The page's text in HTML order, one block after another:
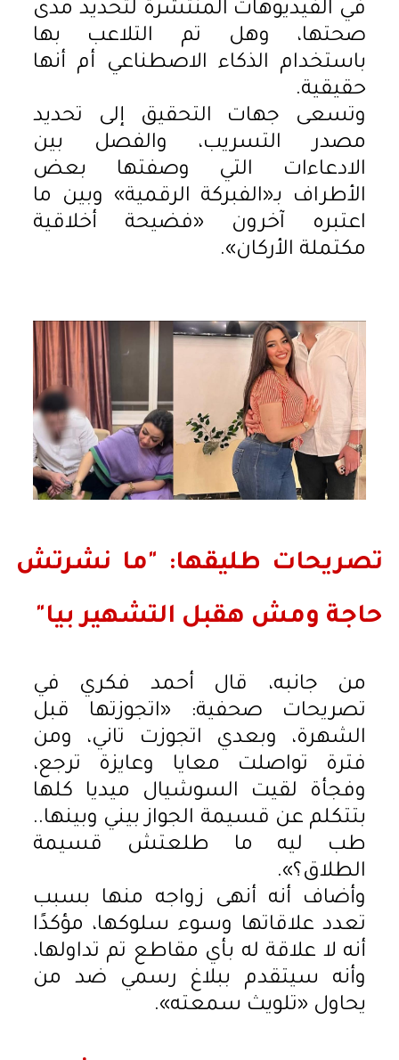
في الفيديوهات المنتشرة لتحديد مدى
صحتها، وهل تم التلاعب بها
باستخدام الذكاء الاصطناعي أم أنها
حقيقية.
وتسعى جهات التحقيق إلى تحديد
مصدر التسريب، والفصل بين
الادعاءات التي وصفتها بعض
الأطراف بـ«الفبركة الرقمية» وبين ما
اعتبره آخرون «فضيحة أخلاقية
مكتملة الأركان».
تصريحات طليقها: "ما نشرتش
حاجة ومش هقبل التشهير بيا"
من جانبه، قال أحمد فكري في
تصريحات صحفية: «اتجوزتها قبل
الشهرة، وبعدي اتجوزت تاني، ومن
فترة تواصلت معايا وعايزة ترجع،
وفجأة لقيت السوشيال ميديا كلها
بتتكلم عن قسيمة الجواز بيني وبينها..
طب ليه ما طلعتش قسيمة
الطلاق؟».
وأضاف أنه أنهى زواجه منها بسبب
تعدد علاقاتها وسوء سلوكها، مؤكدًا
أنه لا علاقة له بأي مقاطع تم تداولها،
وأنه سيتقدم ببلاغ رسمي ضد من
يحاول «تلويث سمعته».